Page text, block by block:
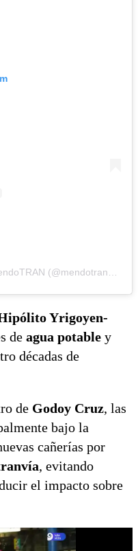
Yrigoyen-
de agua potable y
décadas de
de Godoy Cruz, las
bajo la
cañerías por
, evitando
el impacto sobre